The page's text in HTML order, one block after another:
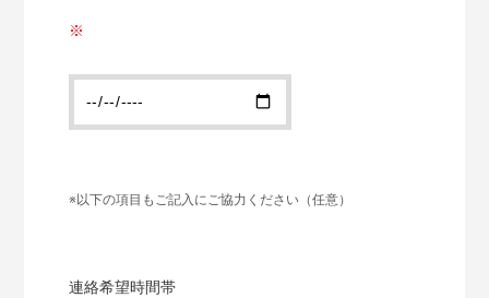
以下の項目もご記入にご協力ください（任意）
連絡希望時間帯